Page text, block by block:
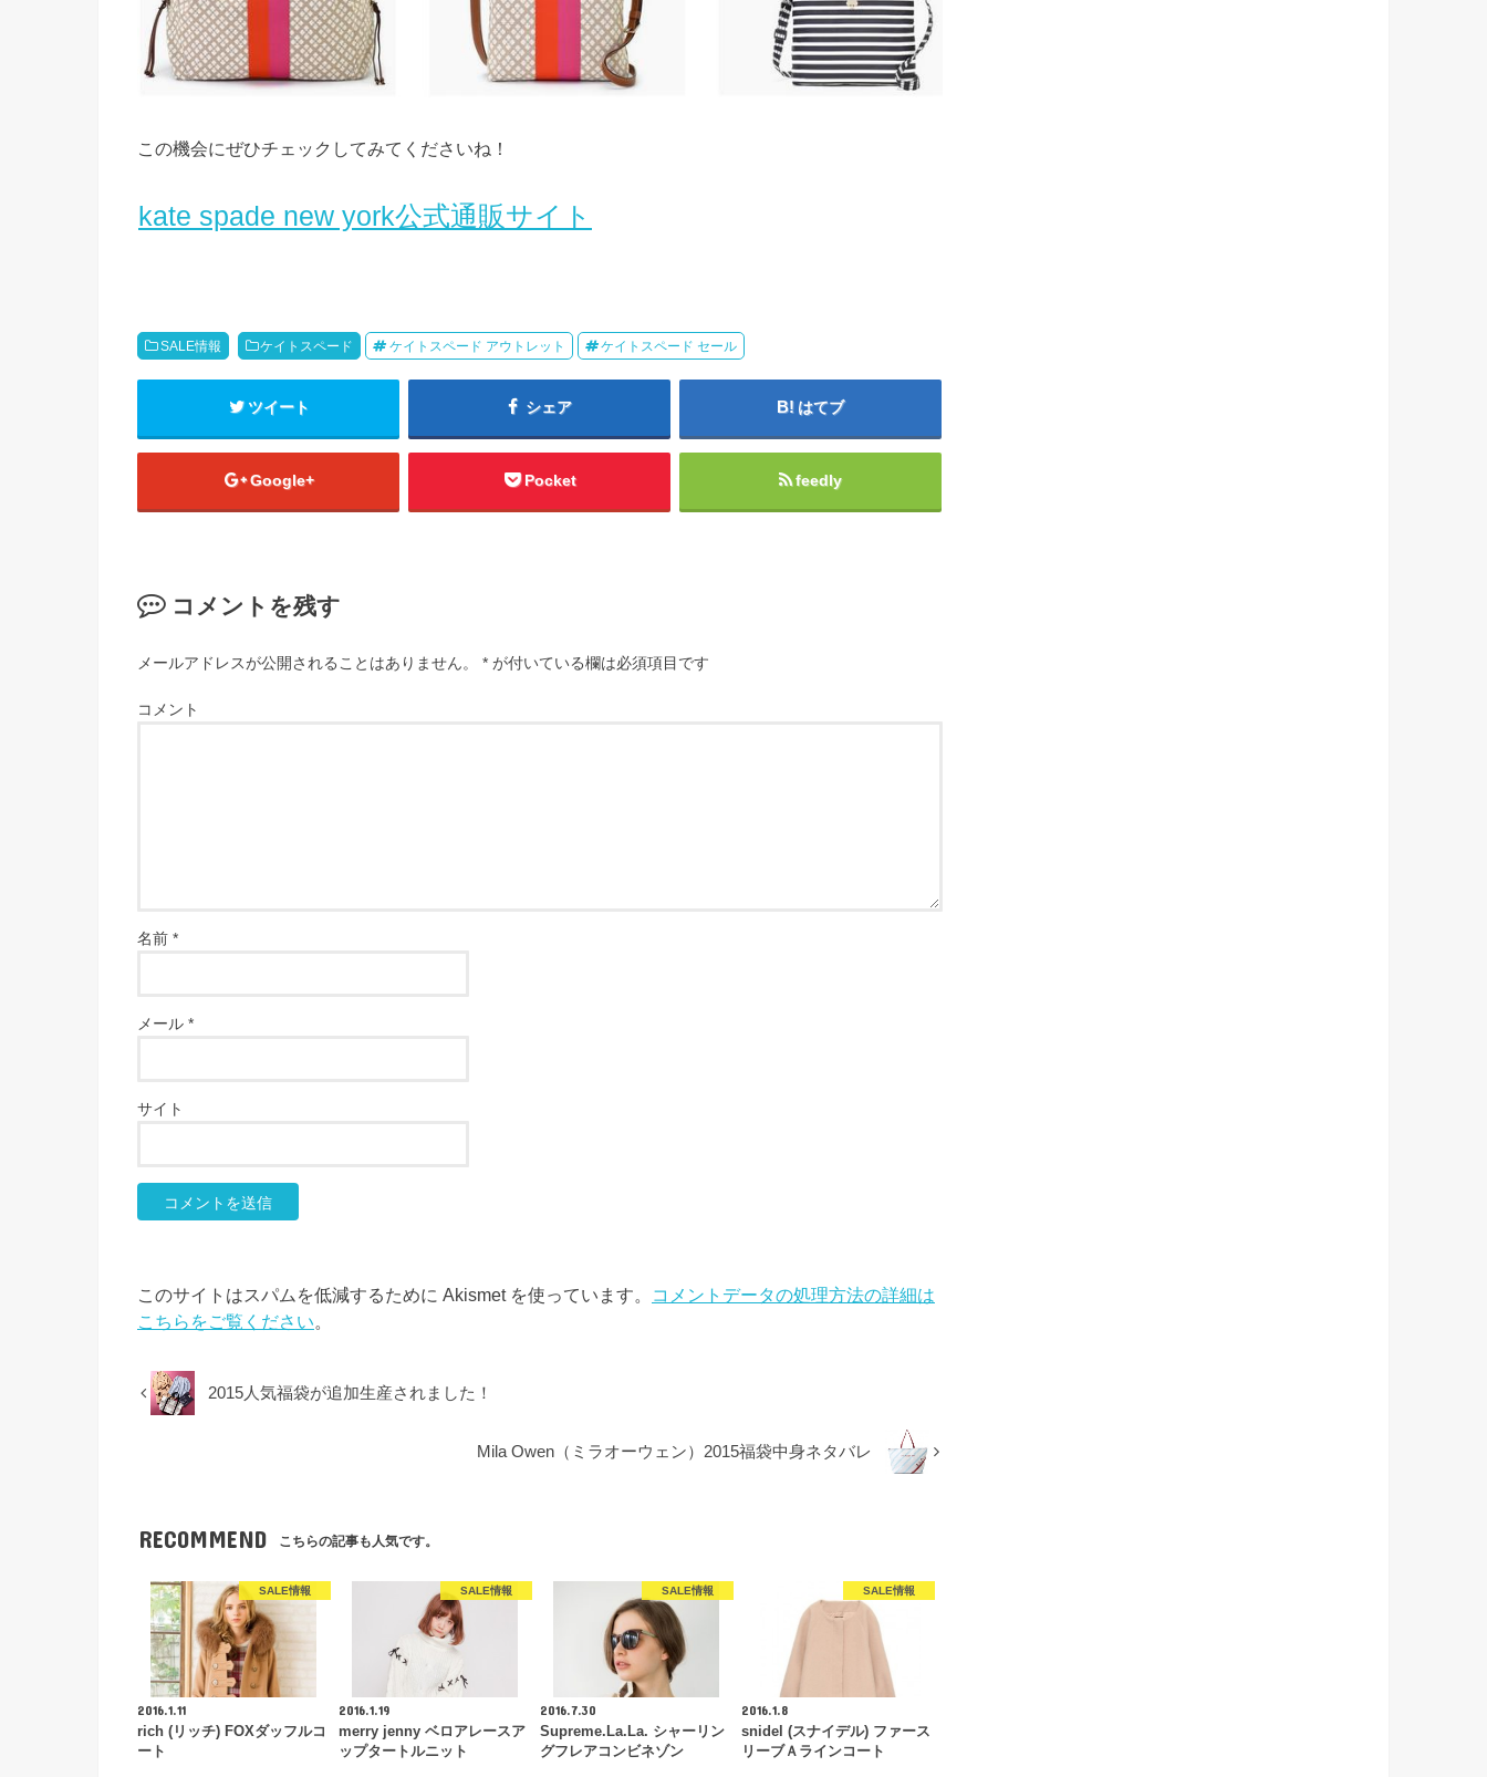
この機会にぜひチェックしてみてくださいね！
kate spade new york公式通販サイト
SALE情報 ケイトスペード ケイトスペード アウトレット ケイトスペード セール
ツイート シェア はてブ
Google+ Pocket feedly
コメントを残す
メールアドレスが公開されることはありません。 * が付いている欄は必須項目です
コメント
名前 *
メール *
サイト
このサイトはスパムを低減するために Akismet を使っています。
コメントデータの処理方法の詳細は
こちらをご覧ください。
2015人気福袋が追加生産されました！
Mila Owen（ミラオーウェン）2015福袋中身ネタバレ
RECOMMEND こちらの記事も人気です。
SALE情報
2016.1.11
rich (リッチ) FOXダッフルコ
ート
SALE情報
2016.1.19
merry jenny ベロアレースア
ップタートルニット
SALE情報
2016.7.30
Supreme.La.La. シャーリン
グフレアコンビネゾン
SALE情報
2016.1.8
snidel (スナイデル) ファース
リーブＡラインコート